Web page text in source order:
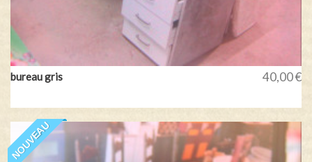
bureau gris 40,00 €
NOUVEAU